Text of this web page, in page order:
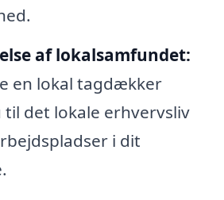
af lokalsamfundet:
en lokal tagdækker
det lokale erhvervsliv
i dit